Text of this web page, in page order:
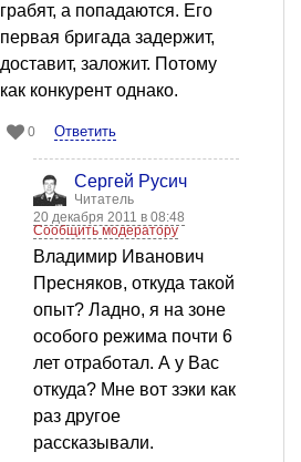
грабят, а попадаются. Его
первая бригада задержит,
доставит, заложит. Потому
как конкурент однако.
0 Ответить
Сергей Русич
Читатель
20 декабря 2011 в 08:48
Сообщить модератору
Владимир Иванович
Пресняков, откуда такой
опыт? Ладно, я на зоне
особого режима почти 6
лет отработал. А у Вас
откуда? Мне вот зэки как
раз другое
рассказывали.